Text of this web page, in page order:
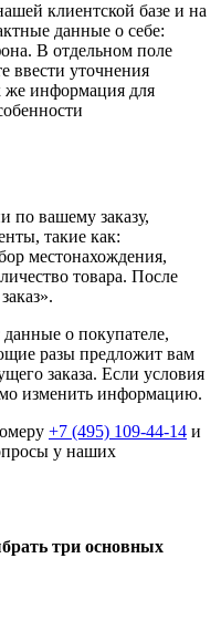
клиентской базе и на
данные о себе:
В отдельном поле
ввести уточнения
же информация для
по вашему заказу,
такие как:
местонахождения,
товара. После
о покупателе,
разы предложит вам
заказа. Если условия
изменить информацию.
+7 (495) 109-44-14 и
у наших
три основных